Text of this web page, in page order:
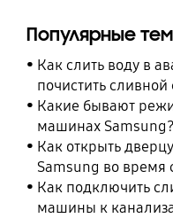
Популярные
Как слить воду в
почистить
машине Samsung
Какие бывают
машинах Samsung?
Как открыть
Samsung во время
Как подключить
машины к